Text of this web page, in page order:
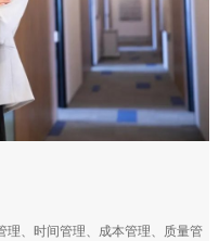
理、时间管理、成本管理、质量管